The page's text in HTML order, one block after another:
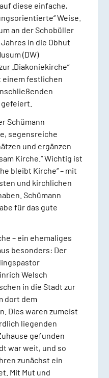
diese einfache,
Weise.
an der Schobüller
in die Obhut
(DW)
„Diakoniekirche“
einem festlichen
Schümann
segensreiche
und ergänzen
Kirche.“ Wichtig ist
bleibt Kirche“ – mit
und kirchlichen
Schümann
für das gute
– ein ehemaliges
besonders: Der
Welsch
in die Stadt zur
dort dem
Dies waren zumeist
liegenden
gefunden
war weit, und so
zunächst ein
Mit Mut und